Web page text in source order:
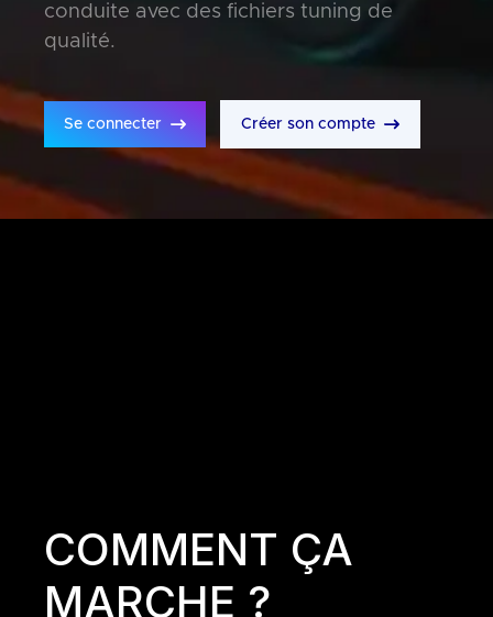
conduite avec des fichiers tuning de
qualité.
Se connecter Créer son compte
COMMENT ÇA
MARCHE ?